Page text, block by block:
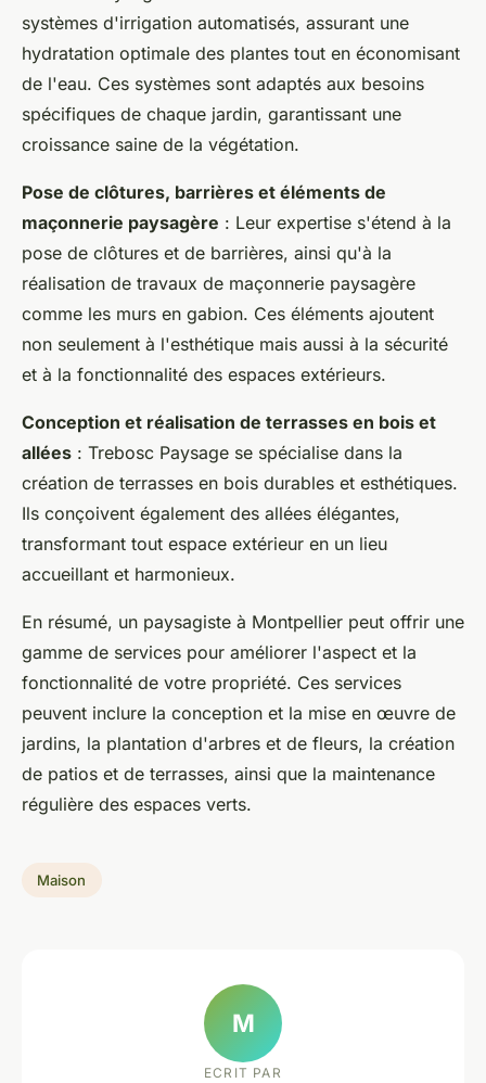
systèmes d'irrigation automatisés, assurant une
hydratation optimale des plantes tout en économisant
de l'eau. Ces systèmes sont adaptés aux besoins
spécifiques de chaque jardin, garantissant une
croissance saine de la végétation.
Pose de clôtures, barrières et éléments de
maçonnerie paysagère : Leur expertise s'étend à la
pose de clôtures et de barrières, ainsi qu'à la
réalisation de travaux de maçonnerie paysagère
comme les murs en gabion. Ces éléments ajoutent
non seulement à l'esthétique mais aussi à la sécurité
et à la fonctionnalité des espaces extérieurs.
Conception et réalisation de terrasses en bois et
allées : Trebosc Paysage se spécialise dans la
création de terrasses en bois durables et esthétiques.
Ils conçoivent également des allées élégantes,
transformant tout espace extérieur en un lieu
accueillant et harmonieux.
En résumé, un paysagiste à Montpellier peut offrir une
gamme de services pour améliorer l'aspect et la
fonctionnalité de votre propriété. Ces services
peuvent inclure la conception et la mise en œuvre de
jardins, la plantation d'arbres et de fleurs, la création
de patios et de terrasses, ainsi que la maintenance
régulière des espaces verts.
Maison
M
ECRIT PAR